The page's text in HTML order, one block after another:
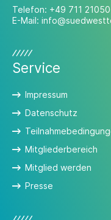
Telefon: +49 711
E-Mail:
Service
Impressum
Datenschutz
Mitgliederbereich
Mitglied werden
Presse